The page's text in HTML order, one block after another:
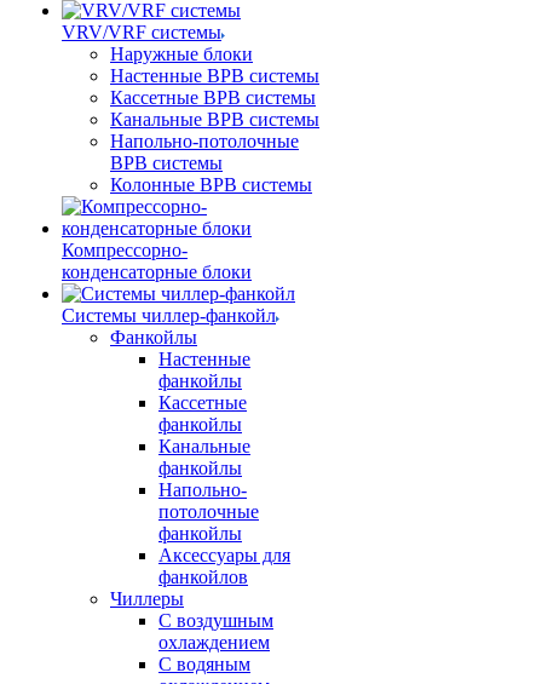
VRV/VRF системы
Наружные блоки
Настенные ВРВ системы
Кассетные ВРВ системы
Канальные ВРВ системы
Напольно-потолочные
ВРВ системы
Колонные ВРВ системы
Компрессорно-
конденсаторные блоки
Системы чиллер-фанкойл
Фанкойлы
Настенные
фанкойлы
Кассетные
фанкойлы
Канальные
фанкойлы
Напольно-
потолочные
фанкойлы
Аксессуары для
фанкойлов
Чиллеры
С воздушным
охлаждением
С водяным